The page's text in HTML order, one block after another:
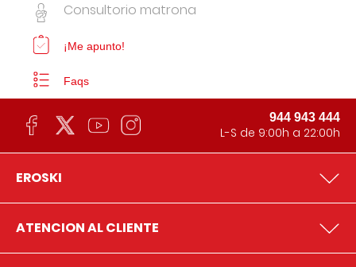
Consultorio matrona
¡Me apunto!
Faqs
944 943 444
L-S de 9:00h a 22:00h
EROSKI
ATENCION AL CLIENTE